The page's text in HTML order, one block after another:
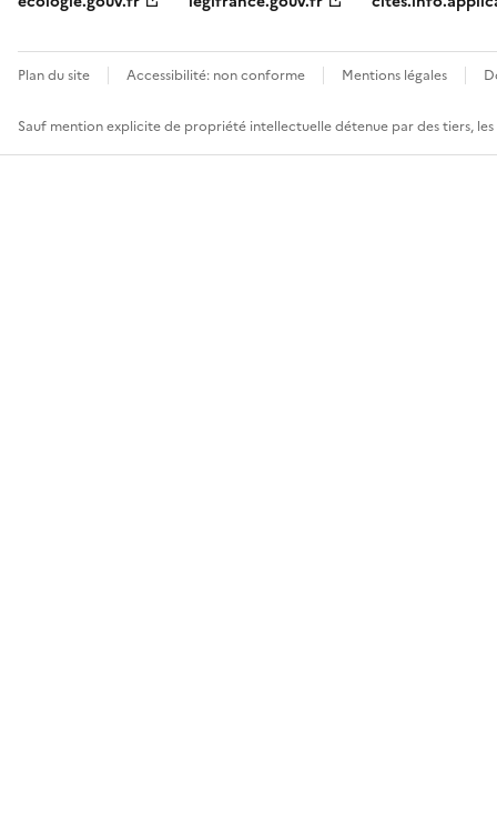
Plan du site Accessibilité: non conforme Mentions légales
Sauf mention explicite de propriété intellectuelle détenue par des tiers,